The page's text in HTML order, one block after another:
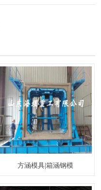
方涵模具|箱涵钢模